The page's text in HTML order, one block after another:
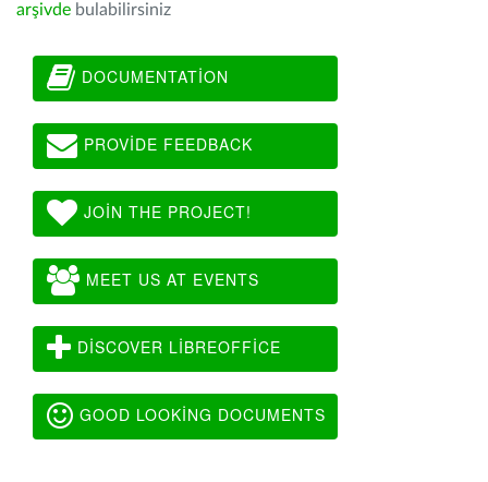
arşivde bulabilirsiniz
DOCUMENTATION
PROVIDE FEEDBACK
JOIN THE PROJECT!
MEET US AT EVENTS
DISCOVER LIBREOFFICE
GOOD LOOKING DOCUMENTS